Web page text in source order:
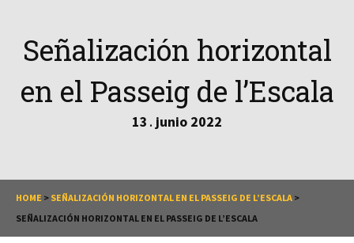
Señalización horizontal
en el Passeig de l’Escala
13 . junio 2022
HOME > SEÑALIZACIÓN HORIZONTAL EN EL PASSEIG DE L’ESCALA >
SEÑALIZACIÓN HORIZONTAL EN EL PASSEIG DE L’ESCALA